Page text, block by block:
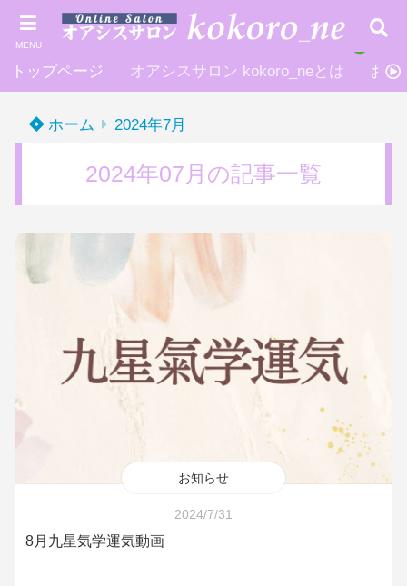
MENU
トップページ オアシスサロン kokoro_neとは お申
ホーム 2024年7月
2024年07月の記事一覧
お知らせ
2024/7/31
8月九星気学運気動画